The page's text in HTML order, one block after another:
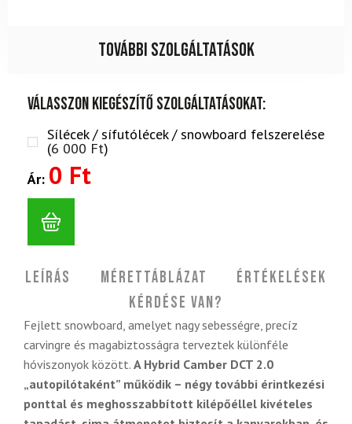
További szolgáltatások
Válasszon kiegészítő szolgáltatásokat:
Sílécek / sífutólécek / snowboard felszerelése
(6 000 Ft)
Ár: 0 Ft
Leírás Mérettáblázat
Értékelések
Kérdése van?
Fejlett snowboard, amelyet nagy sebességre, precíz
carvingre és magabiztosságra terveztek különféle
hóviszonyok között. A Hybrid Camber DCT 2.0
„autopilótaként” működik – négy további érintkezési
ponttal és meghosszabbított kilépőéllel kivételes